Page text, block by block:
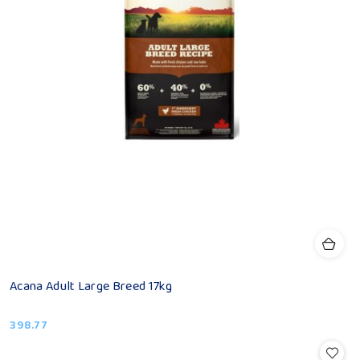
Acana Adult Large Breed 17kg
Cena:
398.77